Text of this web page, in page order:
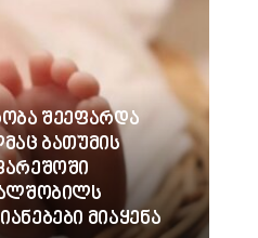
შეეფარდა
ბათუმის
მიაყენა